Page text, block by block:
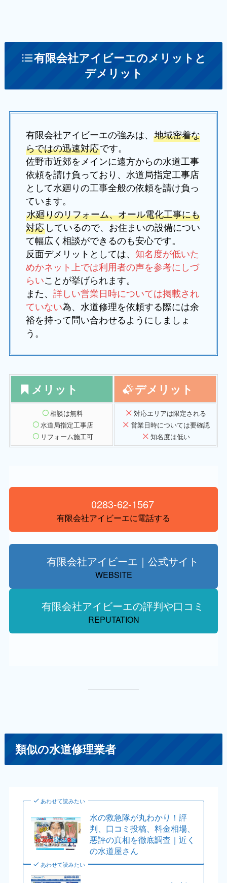
有限会社アイビーエのメリットと
デメリット
有限会社アイビーエの強みは、 地域密着な
らではの迅速対応です。
佐野市近郊をメインに遠方からの水道工事
依頼を請け負っており、水道局指定工事店
として水廻りの工事全般の依頼を請け負っ
ています。
水廻りのリフォーム、オール電化工事にも
対応しているので、お住まいの設備につい
て幅広く相談ができるのも安心です。
反面デメリットとしては、 知名度が低いた
めかネット上では利用者の声を参考にしづ
らいことが挙げられます。
また、 詳しい営業日時については掲載され
ていない為、水道修理を依頼する際には余
裕を持って問い合わせるようにしましょ
う。
メリット デメリット
相談は無料
水道局指定工事店
リフォーム施工可
対応エリアは限定される
営業日時については要確認
知名度は低い
0283-62-1567
有限会社アイビーエに電話する
有限会社アイビーエ｜公式サイト
WEBSITE
有限会社アイビーエの評判や口コミ
REPUTATION
類似の水道修理業者
あわせて読みたい
水の救急隊が丸わかり！評
判、口コミ投稿、料金相場、
悪評の真相を徹底調査｜近く
の水道屋さん
あわせて読みたい